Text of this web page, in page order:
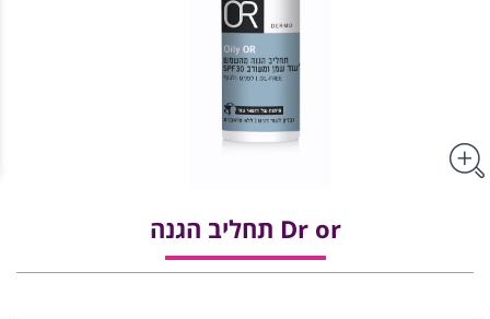
Dr or תחליב הגנה